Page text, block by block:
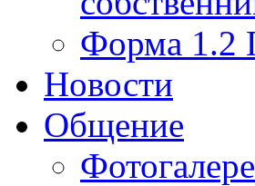
Форма 1.2
Новости
Общение